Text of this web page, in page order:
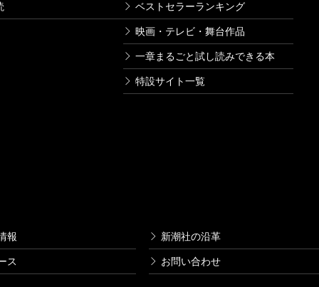
ベストセラーランキング
映画・テレビ・舞台作品
一章まるごと試し読みできる本
特設サイト一覧
報 新潮社の沿革
ス お問い合わせ